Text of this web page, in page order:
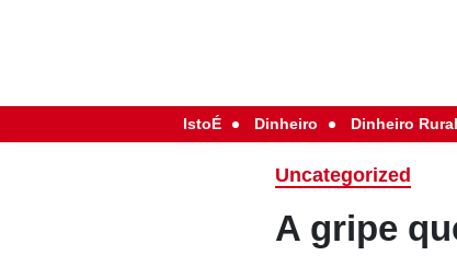
IstoÉ Dinheiro Dinheiro Rural
Uncategorized
A gripe